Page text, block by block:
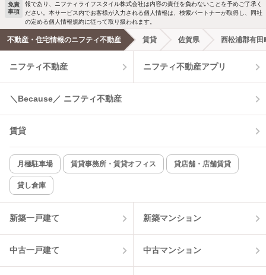
洗濯機置場あり 独立洗面台
エアコンあり 都市ガス
温水洗浄便座 オートロック
コンロ2口以上
新着のみ インターネット無料
該当件数:
物件一覧に反映
免責
事項
報であり、ニフティライフスタイル株式会社は内容の責任を負わないことを予めご了承く
ださい。本サービス内でお客様が入力される個人情報は、検索パートナーが取得し、同社
の定める個人情報規約に従って取り扱われます。
不動産・住宅情報のニフティ不動産 賃貸 佐賀県 西松浦郡有田
ニフティ不動産 ニフティ不動産アプリ
＼Because／ ニフティ不動産
賃貸
月極駐車場 賃貸事務所・賃貸オフィス 貸店舗・店舗賃貸
貸し倉庫
新築一戸建て 新築マンション
中古一戸建て 中古マンション